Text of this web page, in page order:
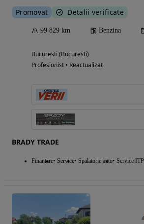
Promovat Detalii verificate
99 829 km Benzina
Bucuresti (Bucuresti)
Profesionist • Reactualizat
BRADY TRADE
Finantare Service Spalatorie auto Service ITP